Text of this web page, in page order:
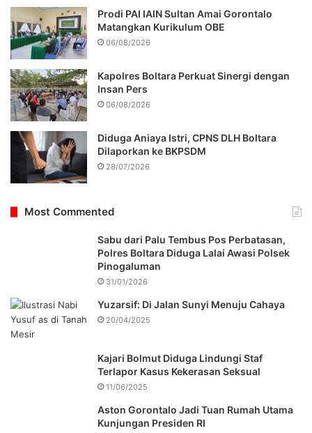
Prodi PAI IAIN Sultan Amai Gorontalo
Matangkan Kurikulum OBE
06/08/2026
Kapolres Boltara Perkuat Sinergi dengan
Insan Pers
06/08/2026
Diduga Aniaya Istri, CPNS DLH Boltara
Dilaporkan ke BKPSDM
28/07/2026
Most Commented
Sabu dari Palu Tembus Pos Perbatasan,
Polres Boltara Diduga Lalai Awasi Polsek
Pinogaluman
31/01/2026
Yuzarsif: Di Jalan Sunyi Menuju Cahaya
20/04/2025
Kajari Bolmut Diduga Lindungi Staf
Terlapor Kasus Kekerasan Seksual
11/06/2025
Aston Gorontalo Jadi Tuan Rumah Utama
Kunjungan Presiden RI